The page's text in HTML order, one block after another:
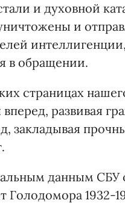
и духовной
и
в обращении.
страницах
развивая
закладывая
данным СБУ
1932-